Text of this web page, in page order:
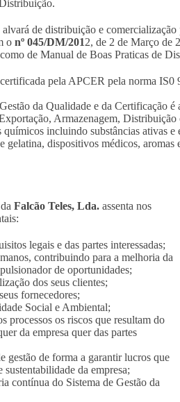
de distribuição e comercialização
o nº 045/DM/2012, de 2 de Março de
de Manual de Boas Praticas de
pela APCER pela norma IS0
da Qualidade e da Certificação é
Armazenagem, Distribuição
incluindo substâncias ativas e
gelatina, dispositivos médicos, aromas
Falcão Teles, Lda. assenta nos
legais e das partes interessadas;
contribuindo para a melhoria da
de oportunidades;
dos seus clientes;
fornecedores;
Social e Ambiental;
processos os riscos que resultam do
da empresa quer das partes
gestão de forma a garantir lucros que
da empresa;
contínua do Sistema de Gestão da